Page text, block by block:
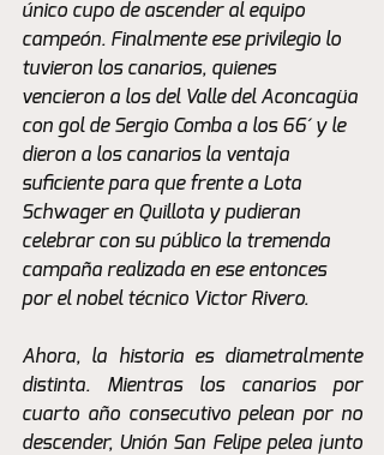
único cupo de ascender al equipo
campeón. Finalmente ese privilegio lo
tuvieron los canarios, quienes
vencieron a los del Valle del Aconcagüa
con gol de Sergio Comba a los 66´ y le
dieron a los canarios la ventaja
suficiente para que frente a Lota
Schwager en Quillota y pudieran
celebrar con su público la tremenda
campaña realizada en ese entonces
por el nobel técnico Victor Rivero.
Ahora, la historia es diametralmente
distinta. Mientras los canarios por
cuarto año consecutivo pelean por no
descender, Unión San Felipe pelea junto